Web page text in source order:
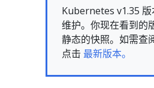
Kubernetes v1.35
维护。你现在看到的
静态的快照。如需查
点击 最新版本。